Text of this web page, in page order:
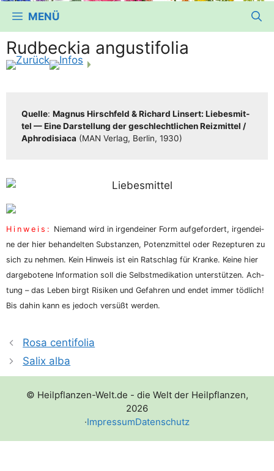
MENÜ
Rudbeckia angustifolia
Quel­le: Magnus Hirsch­feld & Richard Lin­sert: Lie­bes­mit­
tel — Eine Dar­stel­lung der geschlecht­li­chen Reiz­mit­tel /​​
Aphro­di­sia­ca (MAN Ver­lag, Ber­lin, 1930)
Hin­weis: Nie­mand wird in irgend­ei­ner Form auf­ge­for­dert, irgend­ei­
ne der hier behan­del­ten Sub­stan­zen, Potenz­mit­tel oder Rezep­tu­ren zu
sich zu neh­men. Kein Hin­weis ist ein Rat­schlag für Kran­ke. Kei­ne hier
dar­ge­bo­te­ne Infor­ma­ti­on soll die Selbst­me­di­ka­ti­on unter­stüt­zen. Ach­
tung – das Leben birgt Risi­ken und Gefah­ren und endet immer töd­lich!
Bis dahin kann es jedoch ver­süßt werden.
Rosa centifolia
Salix alba
© Heilpflanzen-Welt.de - die Welt der Heilpflanzen,
2026
·ImpressumDatenschutz